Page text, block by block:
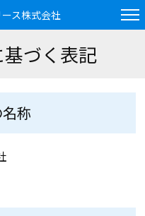
ス株式会社
づく表記
称